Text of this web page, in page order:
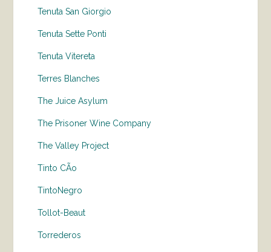
Tenuta San Giorgio
Tenuta Sette Ponti
Tenuta Vitereta
Terres Blanches
The Juice Asylum
The Prisoner Wine Company
The Valley Project
Tinto CÃo
TintoNegro
Tollot-Beaut
Torrederos